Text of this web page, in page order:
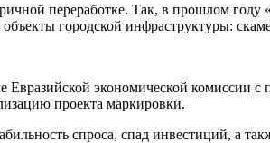
переработке. Так, в прошлом
городской инфраструктуры:
экономической комиссии
проекта маркировки.
спроса, спад инвестиций, а